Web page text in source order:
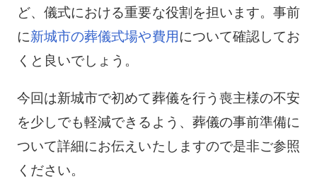
ど、儀式における重要な役割を担います。事前
に新城市の葬儀式場や費用について確認してお
くと良いでしょう。
今回は新城市で初めて葬儀を行う喪主様の不安
を少しでも軽減できるよう、葬儀の事前準備に
ついて詳細にお伝えいたしますので是非ご参照
ください。